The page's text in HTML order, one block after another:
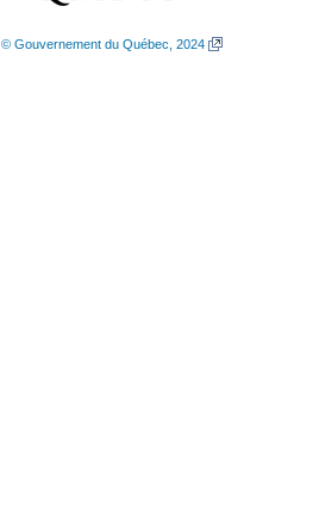
© Gouvernement du Québec, 2024